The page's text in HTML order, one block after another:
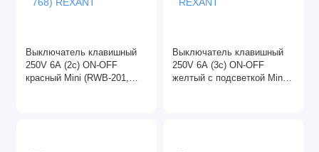
Выключатель клавишный
250V 6A (2c) ON-OFF
красный Mini (RWB-201,
Выключатель клавишный
250V 6A (3c) ON-OFF
желтый с подсветкой Mini